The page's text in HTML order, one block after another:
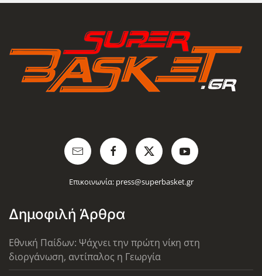
Επικοινωνία: press@superbasket.gr
Δημοφιλή Άρθρα
Εθνική Παίδων: Ψάχνει την πρώτη νίκη στη
διοργάνωση, αντίπαλος η Γεωργία